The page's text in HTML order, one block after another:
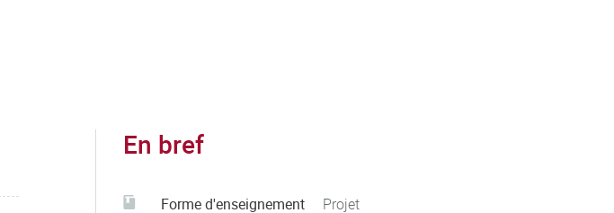
En bref
Forme d'enseignement Projet